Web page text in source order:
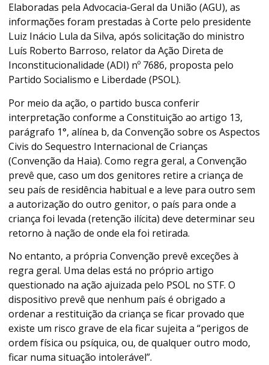
Elaboradas pela Advocacia-Geral da União (AGU), as
informações foram prestadas à Corte pelo presidente
Luiz Inácio Lula da Silva, após solicitação do ministro
Luís Roberto Barroso, relator da Ação Direta de
Inconstitucionalidade (ADI) nº 7686, proposta pelo
Partido Socialismo e Liberdade (PSOL).
Por meio da ação, o partido busca conferir
interpretação conforme a Constituição ao artigo 13,
parágrafo 1°, alínea b, da Convenção sobre os Aspectos
Civis do Sequestro Internacional de Crianças
(Convenção da Haia). Como regra geral, a Convenção
prevê que, caso um dos genitores retire a criança de
seu país de residência habitual e a leve para outro sem
a autorização do outro genitor, o país para onde a
criança foi levada (retenção ilícita) deve determinar seu
retorno à nação de onde ela foi retirada.
No entanto, a própria Convenção prevê exceções à
regra geral. Uma delas está no próprio artigo
questionado na ação ajuizada pelo PSOL no STF. O
dispositivo prevê que nenhum país é obrigado a
ordenar a restituição da criança se ficar provado que
existe um risco grave de ela ficar sujeita a “perigos de
ordem física ou psíquica, ou, de qualquer outro modo,
ficar numa situação intolerável”.